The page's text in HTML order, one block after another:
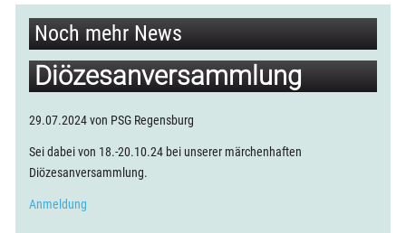
Noch mehr News
Diözesanversammlung
29.07.2024von PSG Regensburg
Sei dabei von 18.-20.10.24 bei unserer märchenhaften
Diözesanversammlung.
Anmeldung